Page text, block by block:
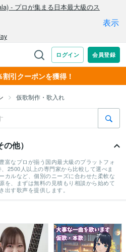
引クーポンを獲得！
仮歌制作・歌入れ
他）
富なプロが揃う国内最大級のプラットフォ
2500人以上の専門家から比較して選べま
カルなど、個別のニーズに合わせた柔軟な
を、まずは無料の見積もり相談から始めて
出す歌声を提供します。